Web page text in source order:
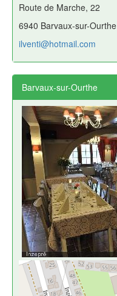
Route de Marche, 22
6940 Barvaux-sur-Ourthe
ilventi@hotmail.com
Barvaux-sur-Ourthe